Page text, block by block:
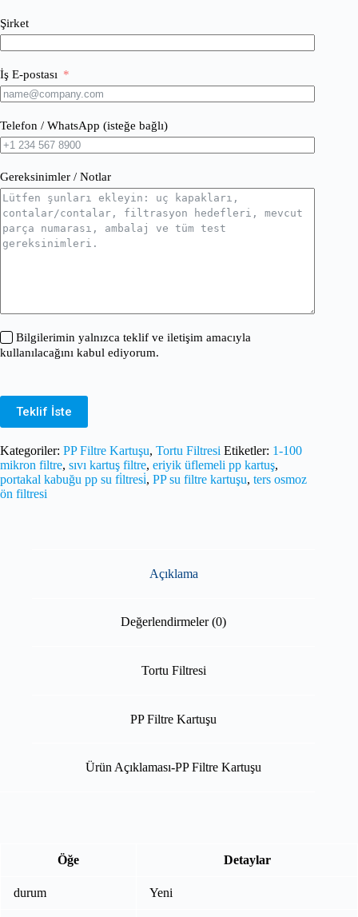
Şirket
İş E-postası
Telefon / WhatsApp (isteğe bağlı)
Gereksinimler / Notlar
Bilgilerimin yalnızca teklif ve iletişim amacıyla
kullanılacağını kabul ediyorum.
Teklif İste
Kategoriler: PP Filtre Kartuşu, Tortu Filtresi Etiketler: 1-100
mikron filtre, sıvı kartuş filtre, eriyik üflemeli pp kartuş,
portakal kabuğu pp su fi̇ltresi̇, PP su filtre kartuşu, ters osmoz
ön filtresi
Açıklama
Değerlendirmeler (0)
Tortu Filtresi
PP Filtre Kartuşu
Ürün Açıklaması-PP Filtre Kartuşu
Öğe Detaylar
durum Yeni